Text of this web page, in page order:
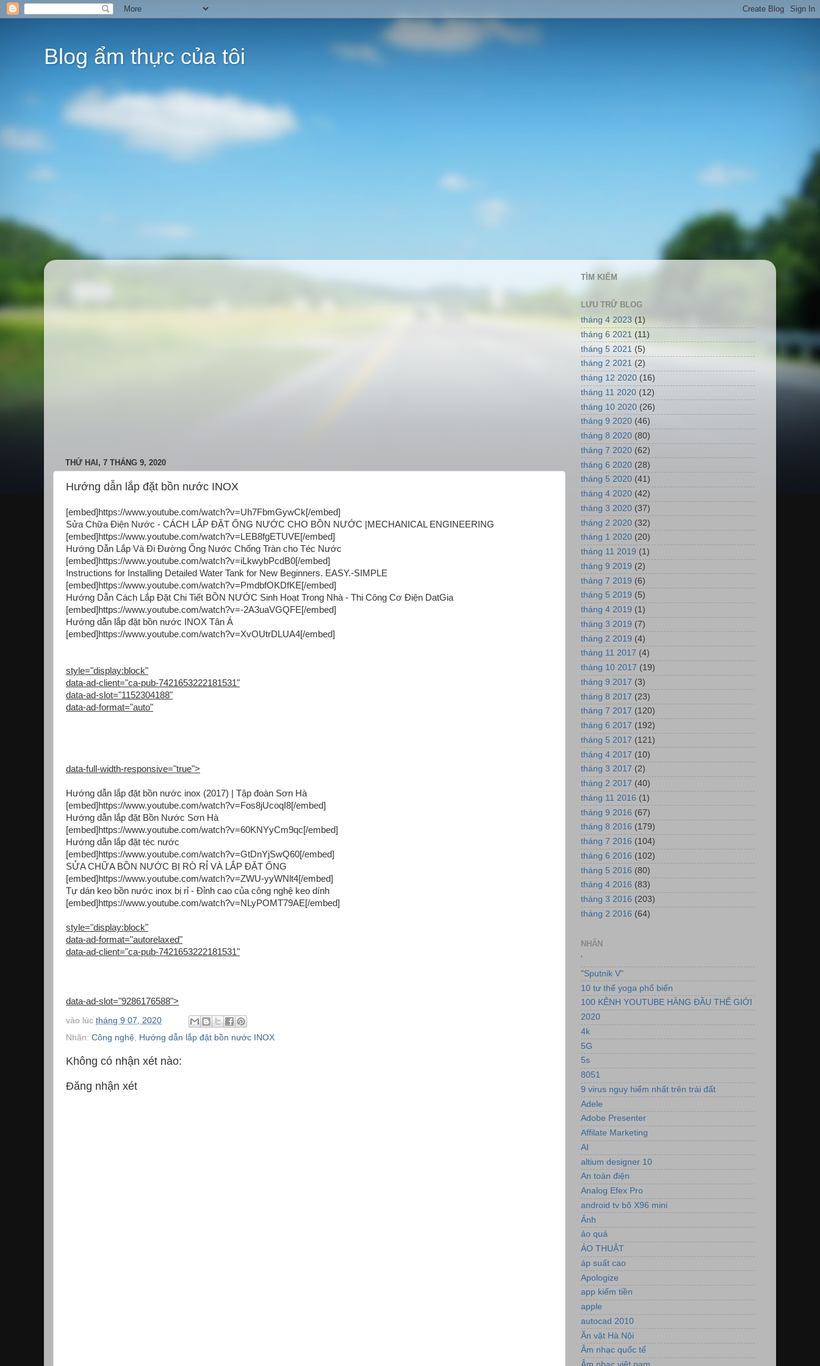
Blog ẩm thực của tôi
THỨ HAI, 7 THÁNG 9, 2020
Hướng dẫn lắp đặt bồn nước INOX
[embed]https://www.youtube.com/watch?v=Uh7FbmGywCk[/embed]
Sửa Chữa Điện Nước - CÁCH LẮP ĐẶT ỐNG NƯỚC CHO BỒN NƯỚC |MECHANICAL ENGINEERING
[embed]https://www.youtube.com/watch?v=LEB8fgETUVE[/embed]
Hướng Dẫn Lắp Và Đi Đường Ống Nước Chống Tràn cho Téc Nước
[embed]https://www.youtube.com/watch?v=iLkwybPcdB0[/embed]
Instructions for Installing Detailed Water Tank for New Beginners. EASY.-SIMPLE
[embed]https://www.youtube.com/watch?v=PmdbfOKDfKE[/embed]
Hướng Dẫn Cách Lắp Đặt Chi Tiết BỒN NƯỚC Sinh Hoạt Trong Nhà - Thi Công Cơ Điện DatGia
[embed]https://www.youtube.com/watch?v=-2A3uaVGQFE[/embed]
Hướng dẫn lắp đặt bồn nước INOX Tân Á
[embed]https://www.youtube.com/watch?v=XvOUtrDLUA4[/embed]
style="display:block"
data-ad-client="ca-pub-7421653222181531"
data-ad-slot="1152304188"
data-ad-format="auto"
data-full-width-responsive="true">
Hướng dẫn lắp đặt bồn nước inox (2017) | Tập đoàn Sơn Hà
[embed]https://www.youtube.com/watch?v=Fos8jUcoqI8[/embed]
Hướng dẫn lắp đặt Bồn Nước Sơn Hà
[embed]https://www.youtube.com/watch?v=60KNYyCm9qc[/embed]
Hướng dẫn lắp đặt téc nước
[embed]https://www.youtube.com/watch?v=GtDnYjSwQ60[/embed]
SỬA CHỮA BỒN NƯỚC BỊ RÒ RỈ VÀ LẮP ĐẶT ỐNG
[embed]https://www.youtube.com/watch?v=ZWU-yyWNlt4[/embed]
Tự dán keo bồn nước inox bị rỉ - Đỉnh cao của công nghệ keo dính
[embed]https://www.youtube.com/watch?v=NLyPOMT79AE[/embed]
style="display:block"
data-ad-format="autorelaxed"
data-ad-client="ca-pub-7421653222181531"
data-ad-slot="9286176588">
vào lúc tháng 9 07, 2020
Nhãn: Công nghệ, Hướng dẫn lắp đặt bồn nước INOX
Không có nhận xét nào:
Đăng nhận xét
TÌM KIẾM
LƯU TRỮ BLOG
tháng 4 2023 (1)
tháng 6 2021 (11)
tháng 5 2021 (5)
tháng 2 2021 (2)
tháng 12 2020 (16)
tháng 11 2020 (12)
tháng 10 2020 (26)
tháng 9 2020 (46)
tháng 8 2020 (80)
tháng 7 2020 (62)
tháng 6 2020 (28)
tháng 5 2020 (41)
tháng 4 2020 (42)
tháng 3 2020 (37)
tháng 2 2020 (32)
tháng 1 2020 (20)
tháng 11 2019 (1)
tháng 9 2019 (2)
tháng 7 2019 (6)
tháng 5 2019 (5)
tháng 4 2019 (1)
tháng 3 2019 (7)
tháng 2 2019 (4)
tháng 11 2017 (4)
tháng 10 2017 (19)
tháng 9 2017 (3)
tháng 8 2017 (23)
tháng 7 2017 (120)
tháng 6 2017 (192)
tháng 5 2017 (121)
tháng 4 2017 (10)
tháng 3 2017 (2)
tháng 2 2017 (40)
tháng 11 2016 (1)
tháng 9 2016 (67)
tháng 8 2016 (179)
tháng 7 2016 (104)
tháng 6 2016 (102)
tháng 5 2016 (80)
tháng 4 2016 (83)
tháng 3 2016 (203)
tháng 2 2016 (64)
NHÃN
'
"Sputnik V"
10 tư thế yoga phổ biến
100 KÊNH YOUTUBE HÀNG ĐẦU THẾ GIỚI
2020
4k
5G
5s
8051
9 virus nguy hiểm nhất trên trái đất
Adele
Adobe Presenter
Affilate Marketing
AI
altium designer 10
An toàn điện
Analog Efex Pro
android tv bõ X96 mini
Ảnh
ảo quá
ẢO THUẬT
áp suất cao
Apologize
app kiếm tiền
apple
autocad 2010
Ăn vặt Hà Nội
Âm nhạc quốc tế